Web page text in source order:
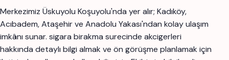
Merkezimiz Üskuyolu Koşuyolu'nda yer alır; Kadıköy,
Acıbadem, Ataşehir ve Anadolu Yakası'ndan kolay ulaşım
imkânı sunar. sigara birakma surecinde akcigerleri
hakkında detaylı bilgi almak ve ön görüşme planlamak için